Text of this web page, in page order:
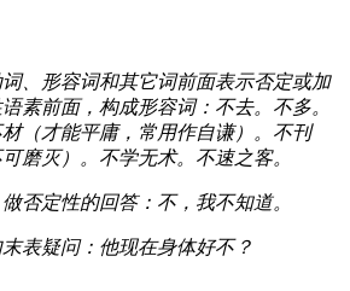
词、形容词和其它词前面表示否定或加
素前面，构成形容词：不去。不多。
（才能平庸，常用作自谦）。不刊
可磨灭）。不学无术。不速之客。
做否定性的回答：不，我不知道。
末表疑问：他现在身体好不？